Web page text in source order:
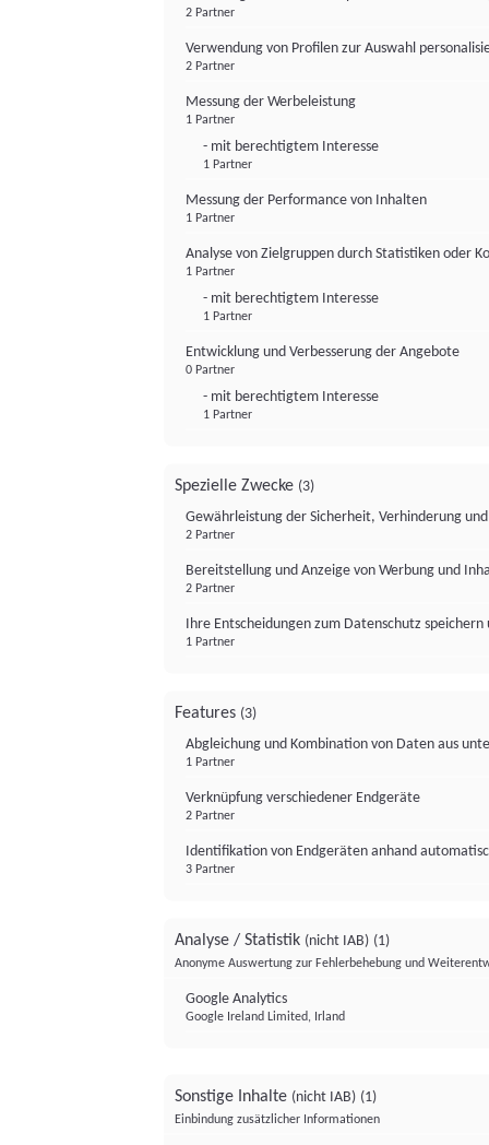
2 Partner
Verwendung von Profilen zur Auswahl
2 Partner
Messung der Werbeleistung
1 Partner
- mit berechtigtem Interesse
1 Partner
Messung der Performance von Inhalten
1 Partner
Analyse von Zielgruppen durch Statistiken oder
1 Partner
- mit berechtigtem Interesse
1 Partner
Entwicklung und Verbesserung der Angebote
0 Partner
- mit berechtigtem Interesse
1 Partner
Spezielle Zwecke (3)
Gewährleistung der Sicherheit, Verhinderung
2 Partner
Bereitstellung und Anzeige von Werbung und
2 Partner
Ihre Entscheidungen zum Datenschutz
1 Partner
Features (3)
Abgleichung und Kombination von Daten aus
1 Partner
Verknüpfung verschiedener Endgeräte
2 Partner
Identifikation von Endgeräten anhand
3 Partner
Analyse / Statistik (nicht IAB) (1)
Anonyme Auswertung zur Fehlerbehebung und
Google Analytics
Google Ireland Limited, Irland
Sonstige Inhalte (nicht IAB) (1)
Einbindung zusätzlicher Informationen